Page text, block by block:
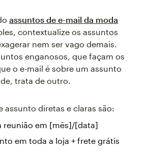
assuntos de e-mail da moda
contextualize os assuntos
nem ser vago demais.
enganosos, que façam os
o e-mail é sobre um assunto
trata de outro.
assunto diretas e claras são:
reunião em [mês]/[data]
em toda a loja + frete grátis